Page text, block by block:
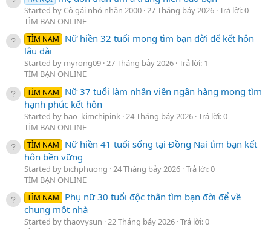
Started by Cô gái nhỏ nhắn 2000 27 Tháng bảy 2026 Trả lời: 0
TÌM BẠN ONLINE
TÌM NAM
Nữ hiền 32 tuổi mong tìm bạn đời để kết hôn
lâu dài
Started by myrong09 27 Tháng bảy 2026 Trả lời: 1
TÌM BẠN ONLINE
TÌM NAM
Nữ 37 tuổi làm nhân viên ngân hàng mong tìm
hạnh phúc kết hôn
Started by bao_kimchipink 24 Tháng bảy 2026 Trả lời: 0
TÌM BẠN ONLINE
TÌM NAM
Nữ hiền 41 tuổi sống tại Đồng Nai tìm bạn kết
hôn bền vững
Started by bichphuong 24 Tháng bảy 2026 Trả lời: 0
TÌM BẠN ONLINE
TÌM NAM
Phụ nữ 30 tuổi độc thân tìm bạn đời để về
chung một nhà
Started by thaovysun 22 Tháng bảy 2026 Trả lời: 0